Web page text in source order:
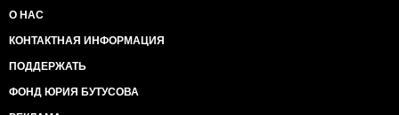
О НАС
КОНТАКТНАЯ ИНФОРМАЦИЯ
ПОДДЕРЖАТЬ
ФОНД ЮРИЯ БУТУСОВА